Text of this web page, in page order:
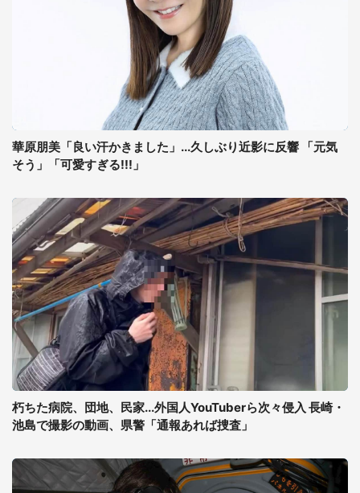
華原朋美「良い汗かきました」...久しぶり近影に反響 「元気
そう」「可愛すぎる!!!」
朽ちた病院、団地、民家...外国人YouTuberら次々侵入 長崎・
池島で撮影の動画、県警「通報あれば捜査」